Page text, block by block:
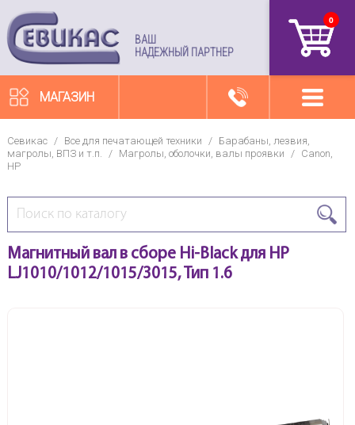
ВАШ
НАДЕЖНЫЙ ПАРТНЕР
0
МАГАЗИН
Севикас / Все для печатающей техники /
Барабаны, лезвия,
магролы, ВПЗ и т.п. / Магролы, оболочки, валы проявки /
Canon,
HP
Магнитный вал в сборе Hi-Black для HP
LJ1010/1012/1015/3015, Тип 1.6